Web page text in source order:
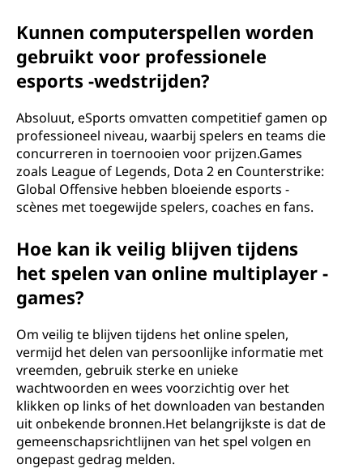
Kunnen computerspellen worden
gebruikt voor professionele
esports -wedstrijden?
Absoluut, eSports omvatten competitief gamen op
professioneel niveau, waarbij spelers en teams die
concurreren in toernooien voor prijzen.Games
zoals League of Legends, Dota 2 en Counterstrike:
Global Offensive hebben bloeiende esports -
scènes met toegewijde spelers, coaches en fans.
Hoe kan ik veilig blijven tijdens
het spelen van online multiplayer -
games?
Om veilig te blijven tijdens het online spelen,
vermijd het delen van persoonlijke informatie met
vreemden, gebruik sterke en unieke
wachtwoorden en wees voorzichtig over het
klikken op links of het downloaden van bestanden
uit onbekende bronnen.Het belangrijkste is dat de
gemeenschapsrichtlijnen van het spel volgen en
ongepast gedrag melden.